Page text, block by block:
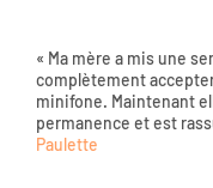
« Ma mère a mis une
complètement
minifone. Maintenant
permanence et est
Paulette